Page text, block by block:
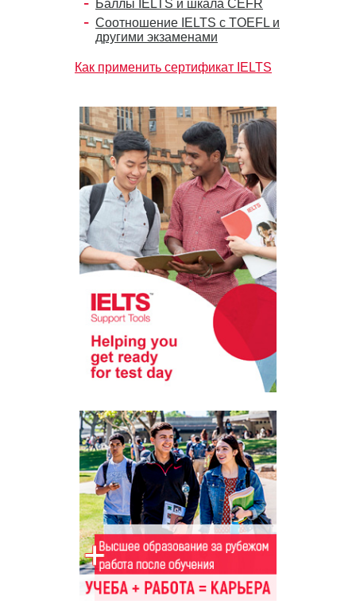
Баллы IELTS и шкала CEFR
Соотношение IELTS с TOEFL и
другими экзаменами
Как применить сертификат IELTS